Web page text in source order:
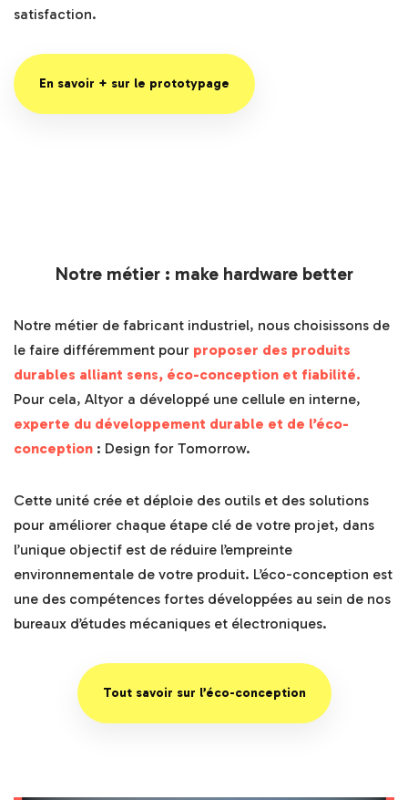
satisfaction.
En savoir + sur le prototypage
Notre métier : make hardware better
Notre métier de fabricant industriel, nous choisissons de
le faire différemment pour proposer des produits
durables alliant sens, éco-conception et fiabilité.
Pour cela, Altyor a développé une cellule en interne,
experte du développement durable et de l’éco-
conception : Design for Tomorrow.
Cette unité crée et déploie des outils et des solutions
pour améliorer chaque étape clé de votre projet, dans
l’unique objectif est de réduire l’empreinte
environnementale de votre produit. L’éco-conception est
une des compétences fortes développées au sein de nos
bureaux d’études mécaniques et électroniques.
Tout savoir sur l’éco-conception